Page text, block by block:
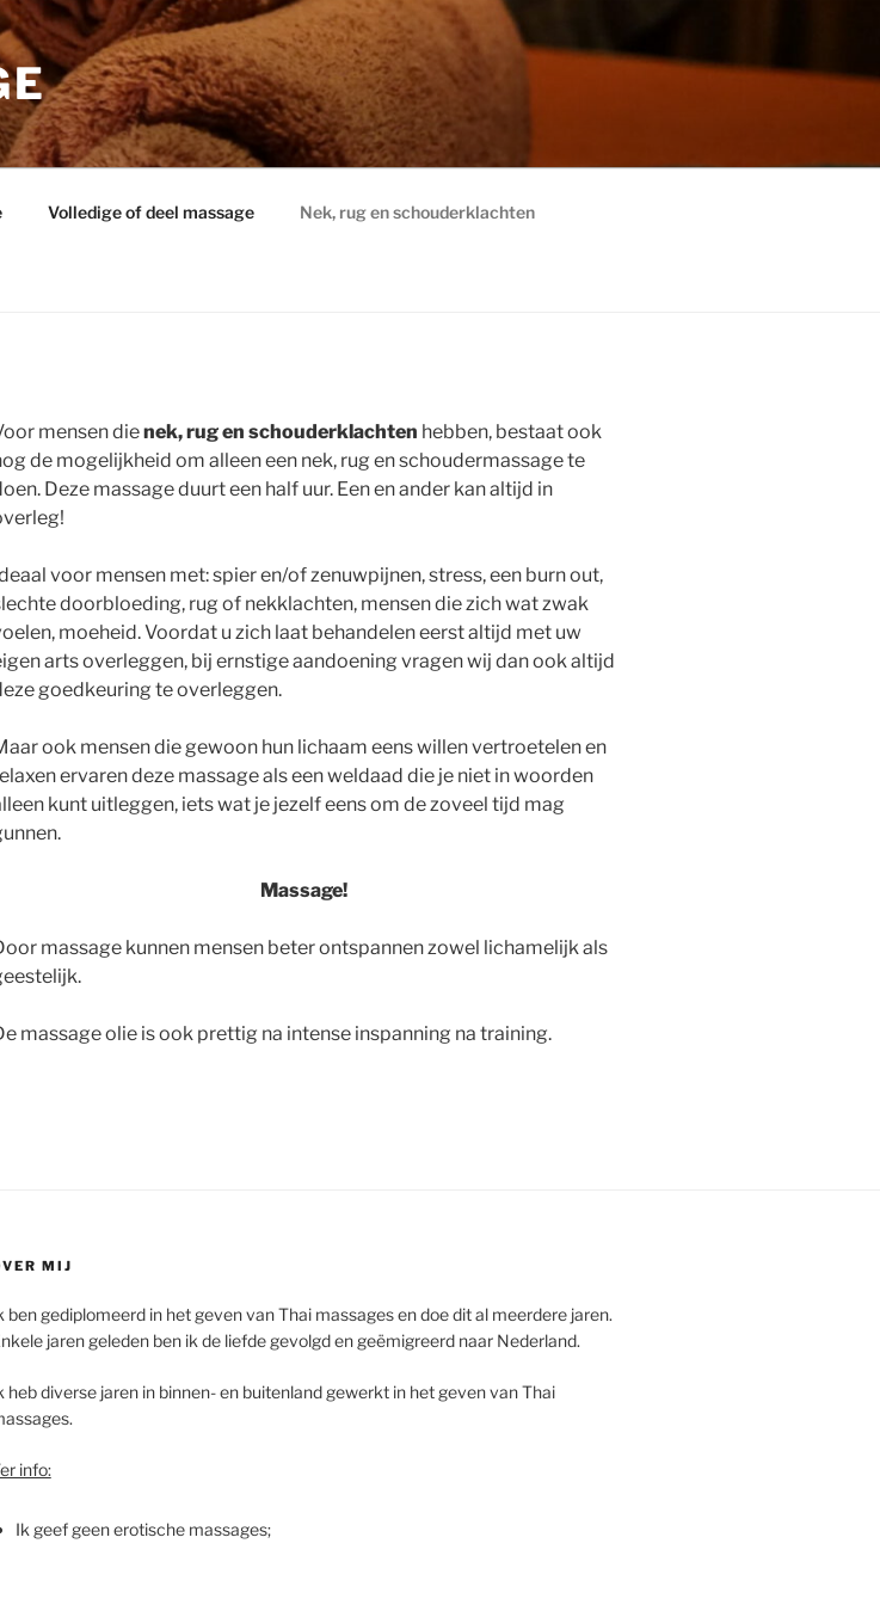
Volledige of deel massage Nek, rug en schouderklachten
mensen dienek, rug en schouderklachten hebben, bestaat ook
de mogelijkheid om alleen een nek, rug en schoudermassage te
Deze massage duurt een half uur. Een en ander kan altijd in
voor mensen met: spier en/of zenuwpijnen, stress, een burn out,
doorbloeding, rug of nekklachten, mensen die zich wat zwak
moeheid. Voordat u zich laat behandelen eerst altijd met uw
arts overleggen, bij ernstige aandoening vragen wij dan ook altijd
goedkeuring te overleggen.
ook mensen die gewoon hun lichaam eens willen vertroetelen en
ervaren deze massage als een weldaad die je niet in woorden
kunt uitleggen, iets wat je jezelf eens om de zoveel tijd mag
Massage!
massage kunnen mensen beter ontspannen zowel lichamelijk als
massage olie is ook prettig na intense inspanning na training.
MIJ
ben gediplomeerd in het geven van Thai massages en doe dit al meerdere jaren.
jaren geleden ben ik de liefde gevolgd en geëmigreerd naar Nederland.
heb diverse jaren in binnen- en buitenland gewerkt in het geven van Thai
info:
Ik geef geen erotische massages;